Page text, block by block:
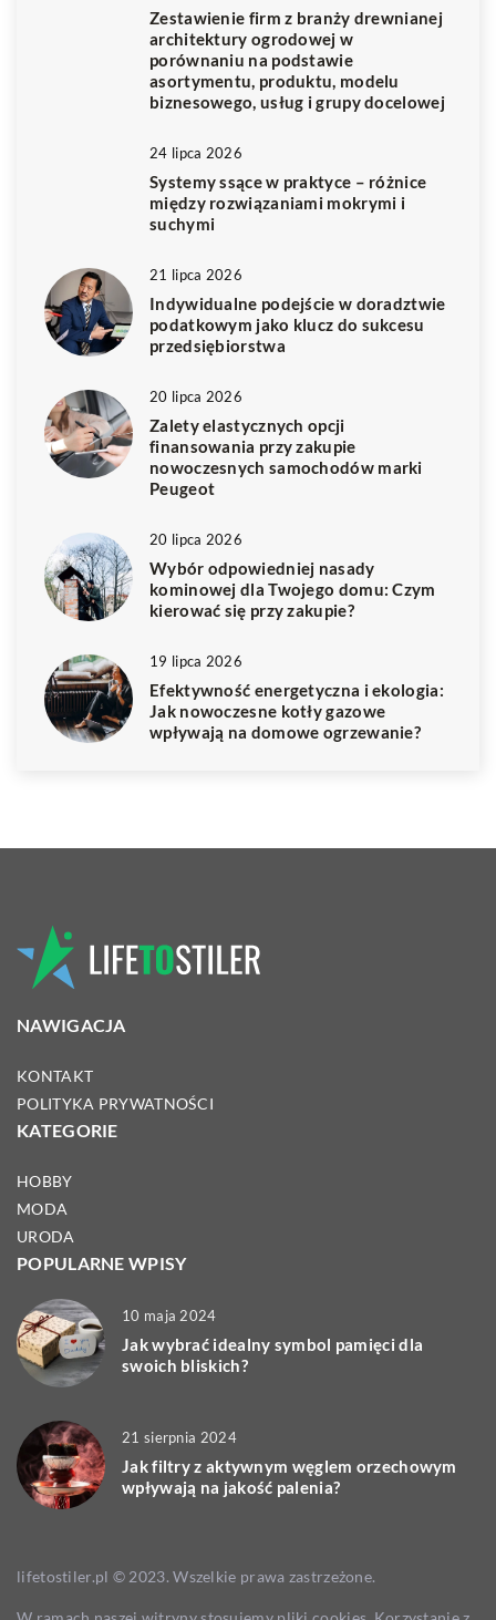
Zestawienie firm z branży drewnianej
architektury ogrodowej w
porównaniu na podstawie
asortymentu, produktu, modelu
biznesowego, usług i grupy docelowej
24 lipca 2026
Systemy ssące w praktyce – różnice
między rozwiązaniami mokrymi i
suchymi
21 lipca 2026
Indywidualne podejście w doradztwie
podatkowym jako klucz do sukcesu
przedsiębiorstwa
20 lipca 2026
Zalety elastycznych opcji
finansowania przy zakupie
nowoczesnych samochodów marki
Peugeot
20 lipca 2026
Wybór odpowiedniej nasady
kominowej dla Twojego domu: Czym
kierować się przy zakupie?
19 lipca 2026
Efektywność energetyczna i ekologia:
Jak nowoczesne kotły gazowe
wpływają na domowe ogrzewanie?
NAWIGACJA
KONTAKT
POLITYKA PRYWATNOŚCI
KATEGORIE
HOBBY
MODA
URODA
POPULARNE WPISY
10 maja 2024
Jak wybrać idealny symbol pamięci dla
swoich bliskich?
21 sierpnia 2024
Jak filtry z aktywnym węglem orzechowym
wpływają na jakość palenia?
lifetostiler.pl © 2023. Wszelkie prawa zastrzeżone.